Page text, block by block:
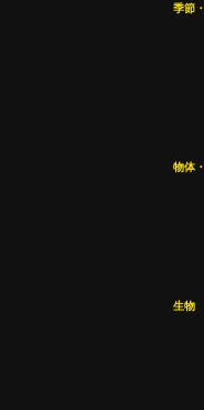
季節
物体
生物